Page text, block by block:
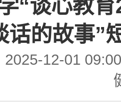
“谈心教
话的故事”
2025-12-01